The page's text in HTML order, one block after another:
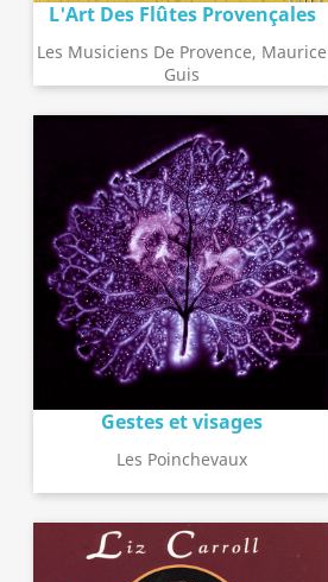
L'Art Des Flûtes Provençales
Les Musiciens De Provence, Maurice
Guis
Gestes et visages
Les Poinchevaux